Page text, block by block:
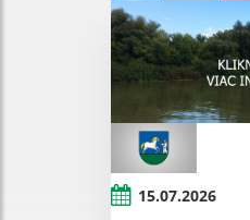
15.07.2026